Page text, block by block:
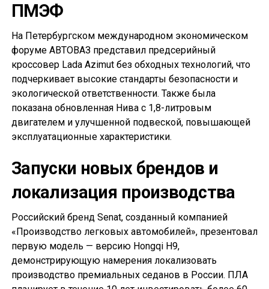
ПМЭФ
На Петербургском международном экономическом
форуме АВТОВАЗ представил предсерийный
кроссовер Lada Azimut без обходных технологий, что
подчеркивает высокие стандарты безопасности и
экологической ответственности. Также была
показана обновленная Нива с 1,8-литровым
двигателем и улучшенной подвеской, повышающей
эксплуатационные характеристики.
Запуски новых брендов и
локализация производства
Российский бренд Senat, созданный компанией
«Производство легковых автомобилей», презентовал
первую модель — версию Hongqi H9,
демонстрирующую намерения локализовать
производство премиальных седанов в России. ПЛА